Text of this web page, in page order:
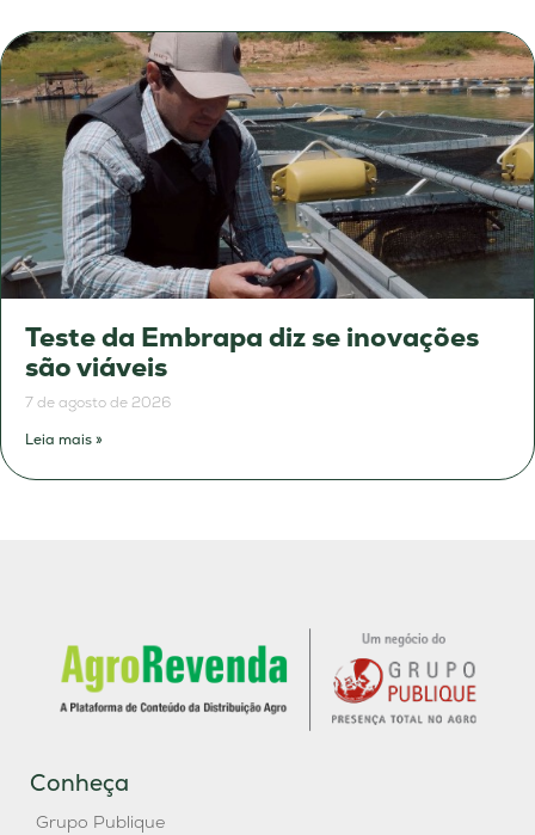
Teste da Embrapa diz se inovações
são viáveis
7 de agosto de 2026
Leia mais »
Conheça
Grupo Publique